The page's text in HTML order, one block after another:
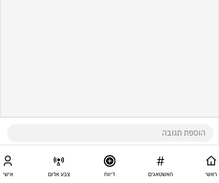
ראשי האשטאגים דיווח צבע אדום אישי